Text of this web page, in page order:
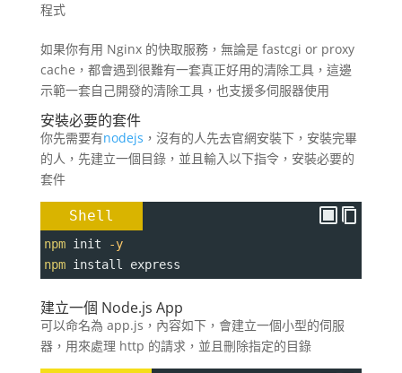
程式
如果你有用 Nginx 的快取服務，無論是 fastcgi or proxy
cache，都會遇到很難有一套真正好用的清除工具，這邊
示範一套自己開發的清除工具，也支援多伺服器使用
安裝必要的套件
你先需要有nodejs ，沒有的人先去官網安裝下，安裝完畢
的人，先建立一個目錄，並且輸入以下指令，安裝必要的
套件
Shell
npm init
-y
npm install express
建立一個 Node.js App
可以命名為 app.js，內容如下，會建立一個小型的伺服
器，用來處理 http 的請求，並且刪除指定的目錄